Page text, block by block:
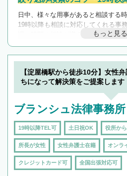
日中、様々な用事があると相談する
19時以降も相談に対応してくれる事
遅い時間の相談が増えそうな場合は
んで検索してみましょう。
19時以降TEL
を加えて再
もっと見る
【淀屋橋駅から徒歩10分】女性
ちになって解決策をご提案します
ブランシュ法律事務所
19時以降TEL可 土日祝OK 役所か
所長が女性 女性弁護士在籍 オンラ
クレジットカード可 全国出張対応可